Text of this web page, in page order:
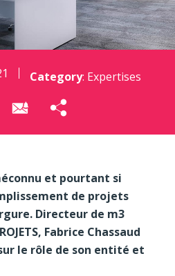
Category: Expertises
et pourtant si
de projets
Directeur de m3
Fabrice Chassaud
le rôle de son entité et